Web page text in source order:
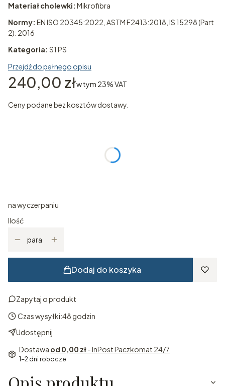
Materiał cholewki: Mikrofibra
Normy: EN ISO 20345:2022, ASTM F2413:2018, IS 15298 (Part
2): 2016
Kategoria: S1 PS
Przejdź do pełnego opisu
Cena
240,00 złw tym 23% VAT
w tym 23%VAT
Ceny podane bez kosztów dostawy.
na wyczerpaniu
Ilość
para
Dodaj do koszyka
Zapytaj o produkt
Czas wysyłki:48 godzin
Udostępnij
Dostawa od 0,00 zł- InPost Paczkomat 24/7
1-2 dni robocze